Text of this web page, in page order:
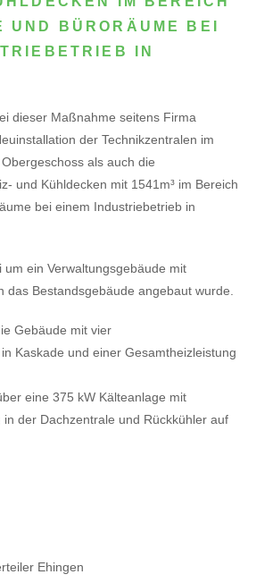
UND BÜRORÄUME BEI
IN
dieser Maßnahme seitens Firma
der Technikzentralen im
als auch die
und Kühldecken mit 1541m³ im Bereich
bei einem Industriebetrieb in
um ein Verwaltungsgebäude mit
das Bestandsgebäude angebaut wurde.
Gebäude mit vier
Kaskade und einer Gesamtheizleistung
eine 375 kW Kälteanlage mit
der Dachzentrale und Rückkühler auf
Ehingen